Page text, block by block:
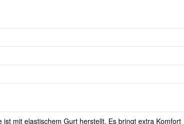
ist mit elastischem Gurt herstellt. Es bringt extra Komfort